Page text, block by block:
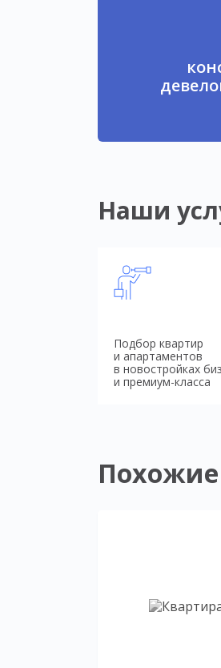
Наши
Подбор квартир
и апартаментов
в новостройках
и премиум-класса